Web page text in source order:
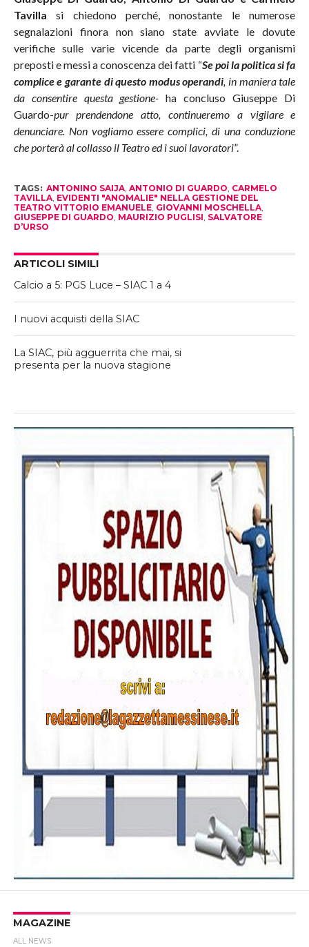
Tavillasi chiedono perché, nonostante le numerose
segnalazioni finora non siano state avviate le dovute
verifiche sulle varie vicende da parte degli organismi
preposti e messi a conoscenza dei fatti “Se poi la politica si fa
complice e garante di questo modus operandi, in maniera tale
da consentire questa gestione- ha concluso Giuseppe Di
Guardo-pur prendendone atto, continueremo a vigilare e
denunciare. Non vogliamo essere complici, di una conduzione
che porterà al collasso il Teatro ed i suoi lavoratori”.
TAGS: ANTONINO SAIJA, ANTONIO DI GUARDO CARMELO
TAVILLA, EVIDENTI "ANOMALIE" NELLA GESTIONE DEL
TEATRO VITTORIO EMANUELE, GIOVANNI MOSCHELLA,
GIUSEPPE DI GUARDO MAURIZIO PUGLISI SALVATORE
D’URSO
ARTICOLI SIMILI
Calcio a 5: PGS Luce – SIAC 1 a 4
I nuovi acquisti della SIAC
La SIAC, più agguerrita che mai, si
presenta per la nuova stagione
MAGAZINE
ALL NEWS